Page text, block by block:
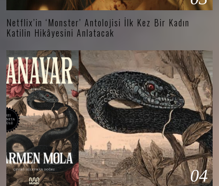
Netflix’in ‘Monster’ Antolojisi İlk Kez Bir Kadın
Katilin Hikâyesini Anlatacak
04